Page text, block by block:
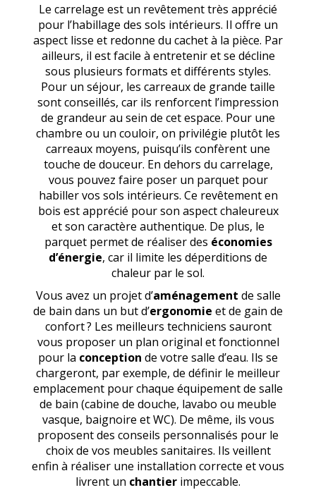
Le carrelage est un revêtement très apprécié
pour l’habillage des sols intérieurs. Il offre un
aspect lisse et redonne du cachet à la pièce. Par
ailleurs, il est facile à entretenir et se décline
sous plusieurs formats et différents styles.
Pour un séjour, les carreaux de grande taille
sont conseillés, car ils renforcent l’impression
de grandeur au sein de cet espace. Pour une
chambre ou un couloir, on privilégie plutôt les
carreaux moyens, puisqu’ils confèrent une
touche de douceur. En dehors du carrelage,
vous pouvez faire poser un parquet pour
habiller vos sols intérieurs. Ce revêtement en
bois est apprécié pour son aspect chaleureux
et son caractère authentique. De plus, le
parquet permet de réaliser des économies
d’énergie, car il limite les déperditions de
chaleur par le sol.
Vous avez un projet d’aménagement de salle
de bain dans un but d’ergonomie et de gain de
confort ? Les meilleurs techniciens sauront
vous proposer un plan original et fonctionnel
pour la conception de votre salle d’eau. Ils se
chargeront, par exemple, de définir le meilleur
emplacement pour chaque équipement de salle
de bain (cabine de douche, lavabo ou meuble
vasque, baignoire et WC). De même, ils vous
proposent des conseils personnalisés pour le
choix de vos meubles sanitaires. Ils veillent
enfin à réaliser une installation correcte et vous
livrent un chantier impeccable.